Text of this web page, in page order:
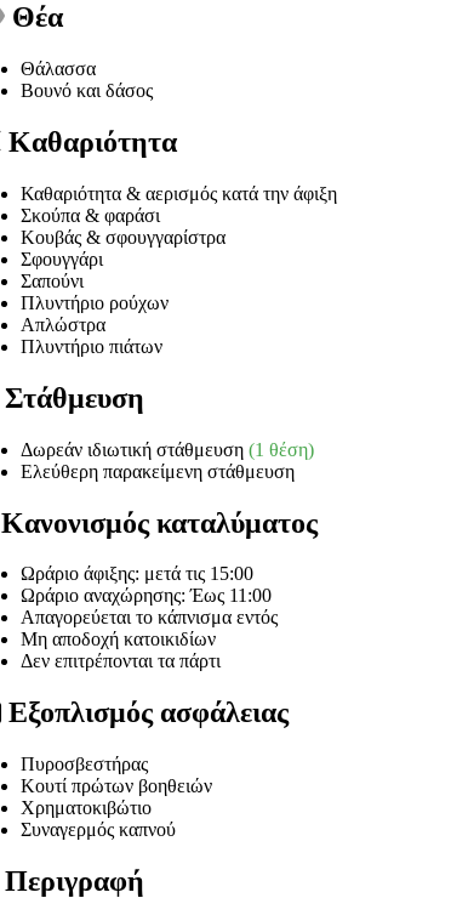
Θέα
Θάλασσα
Βουνό και δάσος
Καθαριότητα
Καθαριότητα & αερισμός κατά την άφιξη
Σκούπα & φαράσι
Κουβάς & σφουγγαρίστρα
Σφουγγάρι
Σαπούνι
Πλυντήριο ρούχων
Απλώστρα
Πλυντήριο πιάτων
Στάθμευση
Δωρεάν ιδιωτική στάθμευση (1 θέση)
Ελεύθερη παρακείμενη στάθμευση
Κανονισμός καταλύματος
Ωράριο άφιξης: μετά τις 15:00
Ωράριο αναχώρησης: Έως 11:00
Απαγορεύεται το κάπνισμα εντός
Μη αποδοχή κατοικιδίων
Δεν επιτρέπονται τα πάρτι
Εξοπλισμός ασφάλειας
Πυροσβεστήρας
Κουτί πρώτων βοηθειών
Χρηματοκιβώτιο
Συναγερμός καπνού
Περιγραφή